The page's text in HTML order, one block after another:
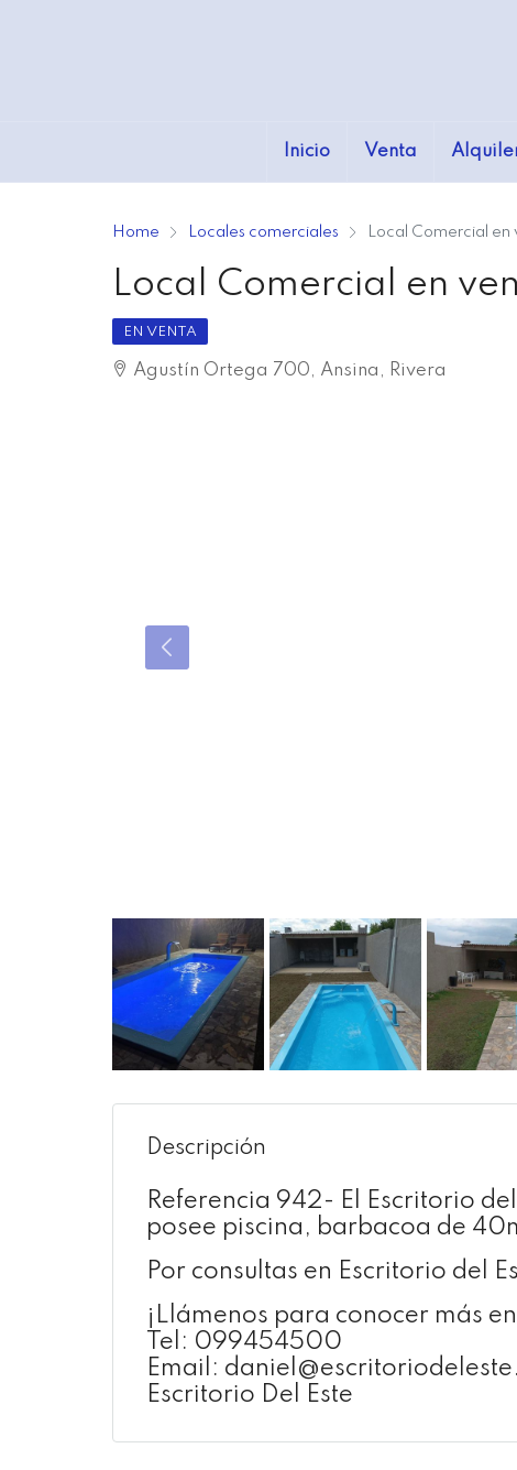
Inicio Venta
Home Locales comerciales Local Comercial en
Local Comercial en
EN VENTA
Agustín Ortega 700, Ansina, Rivera
Descripción
Referencia 942- El Escritorio
posee piscina, barbacoa de
Por consultas en Escritorio del
¡Llámenos para conocer más
Tel: 099454500
Email:
Escritorio Del Este